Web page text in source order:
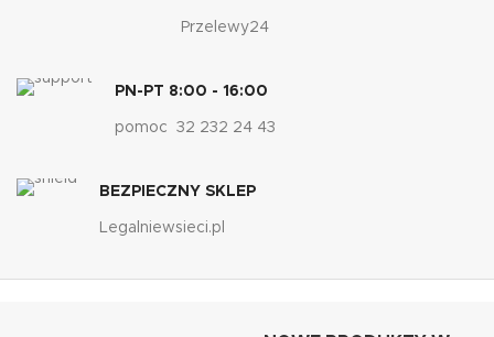
Przelewy24
PN-PT 8:00 - 16:00
pomoc 32 232 24 43
BEZPIECZNY SKLEP
Legalniewsieci.pl